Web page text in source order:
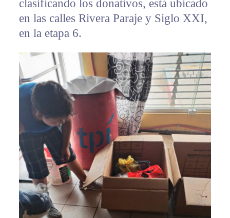
clasificando los donativos, está ubicado
en las calles Rivera Paraje y Siglo XXI,
en la etapa 6.